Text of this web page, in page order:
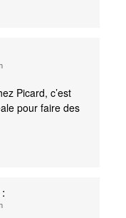
Picard, c’est
pour faire des